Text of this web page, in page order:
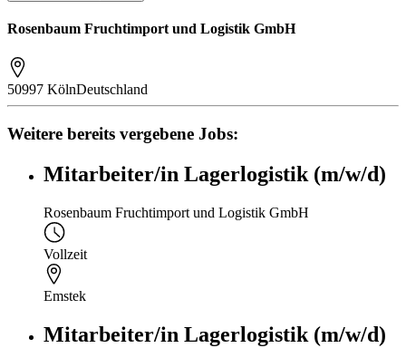
Rosenbaum Fruchtimport und Logistik GmbH
50997 KölnDeutschland
Weitere bereits vergebene Jobs:
Mitarbeiter/in Lagerlogistik (m/w/d)
Rosenbaum Fruchtimport und Logistik GmbH
Vollzeit
Emstek
Mitarbeiter/in Lagerlogistik (m/w/d)